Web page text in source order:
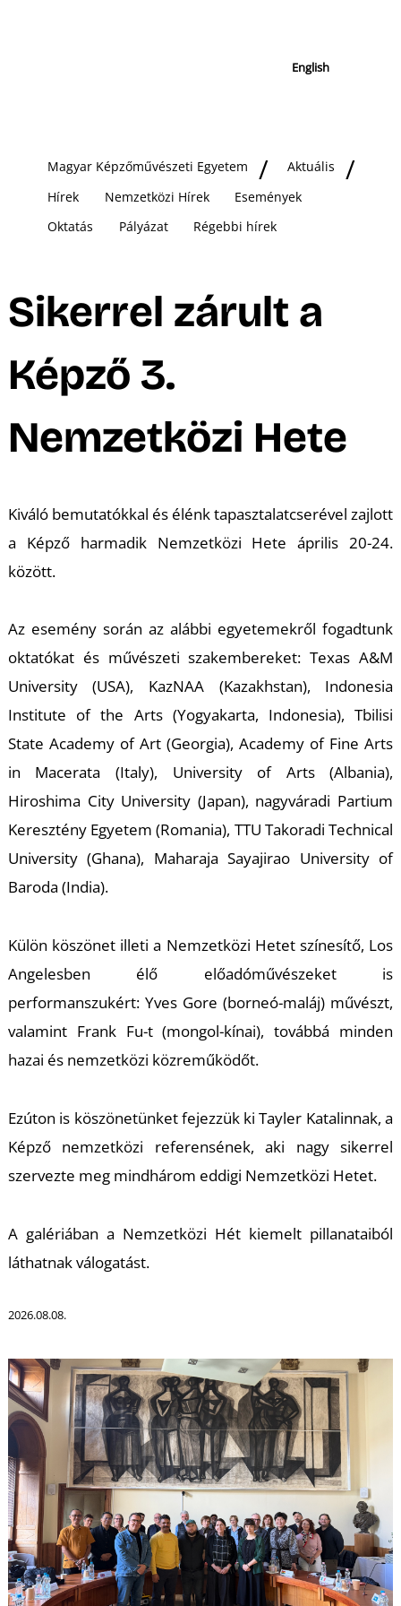
English
Magyar Képzőművészeti Egyetem
Aktuális
Hírek
Nemzetközi Hírek
Események
Oktatás
Pályázat Régebbi hírek
Sikerrel zárult a
Képző 3.
Nemzetközi Hete
Kiváló bemutatókkal és élénk tapasztalatcserével zajlott
a Képző harmadik Nemzetközi Hete április 20-24.
között.
Az esemény során az alábbi egyetemekről fogadtunk
oktatókat és művészeti szakembereket: Texas A&M
University (USA), KazNAA (Kazakhstan), Indonesia
Institute of the Arts (Yogyakarta, Indonesia), Tbilisi
State Academy of Art (Georgia), Academy of Fine Arts
in Macerata (Italy), University of Arts (Albania),
Hiroshima City University (Japan), nagyváradi Partium
Keresztény Egyetem (Romania), TTU Takoradi Technical
University (Ghana), Maharaja Sayajirao University of
Baroda (India).
Külön köszönet illeti a Nemzetközi Hetet színesítő, Los
Angelesben élő előadóművészeket is
performanszukért: Yves Gore (borneó-maláj) művészt,
valamint Frank Fu-t (mongol-kínai), továbbá minden
hazai és nemzetközi közreműködőt.
Ezúton is köszönetünket fejezzük ki Tayler Katalinnak, a
Képző nemzetközi referensének, aki nagy sikerrel
szervezte meg mindhárom eddigi Nemzetközi Hetet.
A galériában a Nemzetközi Hét kiemelt pillanataiból
láthatnak válogatást.
2026.08.08.